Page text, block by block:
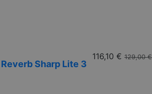
Sharp Lite 3
116,10 € 129,00 €